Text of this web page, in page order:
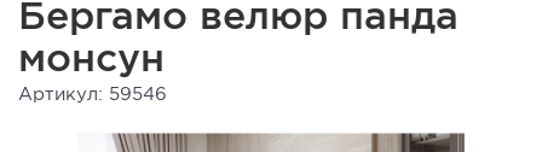
Бергамо велюр панда
монсун
Артикул: 59546